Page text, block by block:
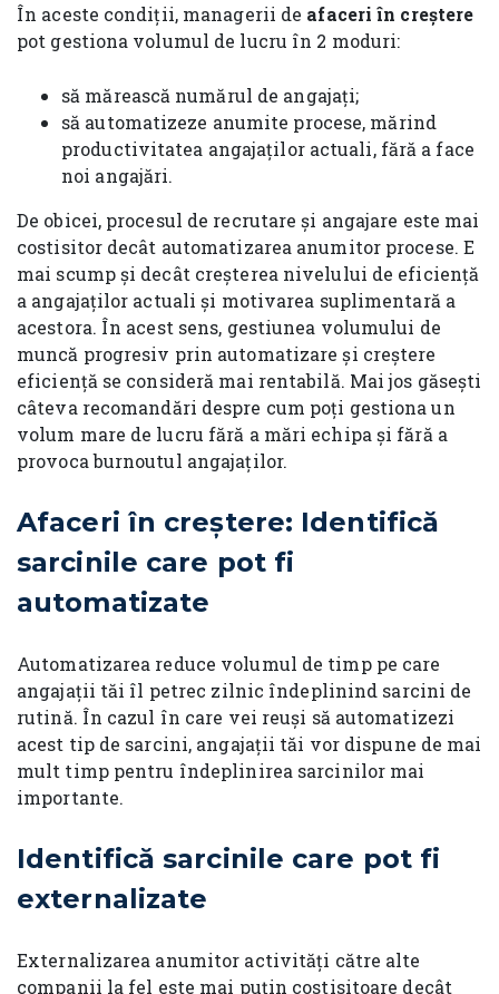
În aceste condiții, managerii de afaceri în creștere
pot gestiona volumul de lucru în 2 moduri:
să mărească numărul de angajați;
să automatizeze anumite procese, mărind
productivitatea angajaților actuali, fără a face
noi angajări.
De obicei, procesul de recrutare și angajare este mai
costisitor decât automatizarea anumitor procese. E
mai scump și decât creșterea nivelului de eficiență
a angajaților actuali și motivarea suplimentară a
acestora. În acest sens, gestiunea volumului de
muncă progresiv prin automatizare și creștere
eficiență se consideră mai rentabilă. Mai jos găsești
câteva recomandări despre cum poți gestiona un
volum mare de lucru fără a mări echipa și fără a
provoca burnoutul angajaților.
Afaceri în creștere: Identifică
sarcinile care pot fi
automatizate
Automatizarea reduce volumul de timp pe care
angajații tăi îl petrec zilnic îndeplinind sarcini de
rutină. În cazul în care vei reuși să automatizezi
acest tip de sarcini, angajații tăi vor dispune de mai
mult timp pentru îndeplinirea sarcinilor mai
importante.
Identifică sarcinile care pot fi
externalizate
Externalizarea anumitor activități către alte
companii la fel este mai puțin costisitoare decât